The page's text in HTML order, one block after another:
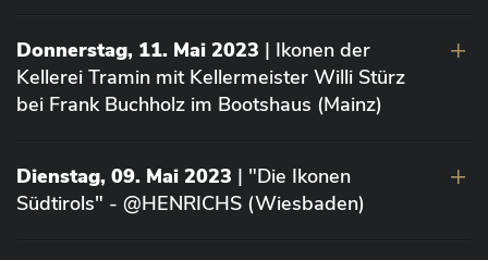
Donnerstag, 11. Mai 2023 | Ikonen der
Kellerei Tramin mit Kellermeister Willi Stürz
bei Frank Buchholz im Bootshaus (Mainz)
Dienstag, 09. Mai 2023 | "Die Ikonen
Südtirols" - @HENRICHS (Wiesbaden)